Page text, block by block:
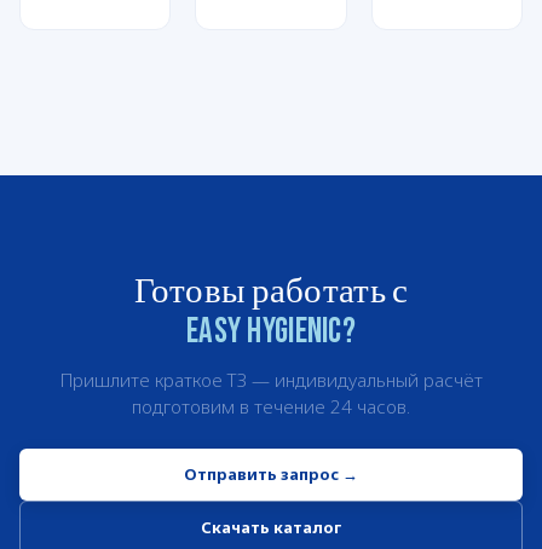
Готовы работать с
Easy Hygienic?
Пришлите краткое ТЗ — индивидуальный расчёт
подготовим в течение 24 часов.
Отправить запрос →
Скачать каталог